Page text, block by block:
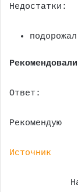
Недостатки:
подорожал
Ответ:
Рекомендую
Источник